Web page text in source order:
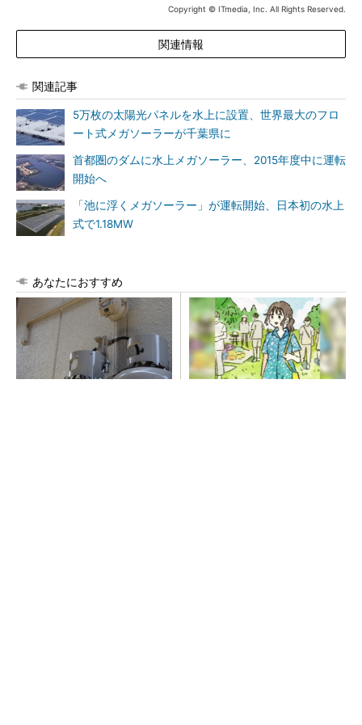
Copyright © ITmedia, Inc. All Rights Reserved.
関連情報
関連記事
5万枚の太陽光パネルを水上に設置、世界最大のフロ
ート式メガソーラーが千葉県に
首都圏のダムに水上メガソーラー、2015年度中に運転
開始へ
「池に浮くメガソーラー」が運転開始、日本初の水上
式で1.18MW
あなたにおすすめ